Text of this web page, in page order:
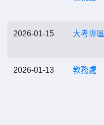
2026-01-15 大考專區
2026-01-13 教務處